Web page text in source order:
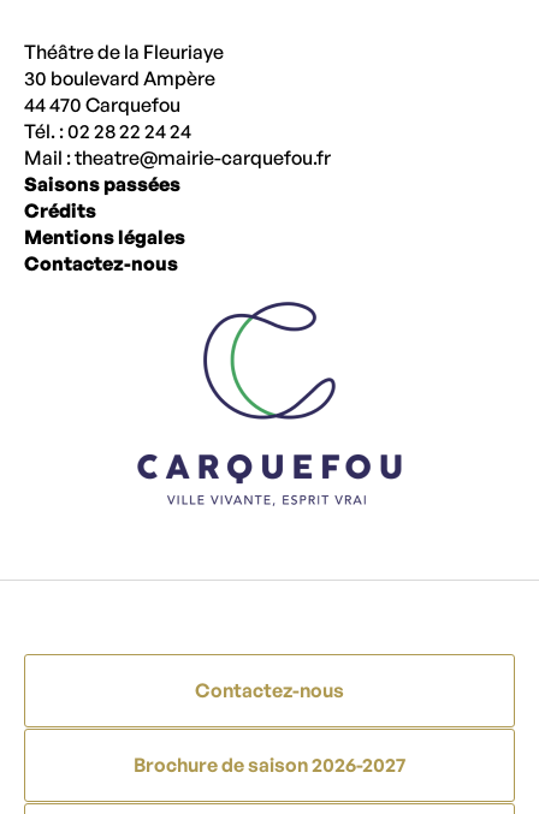
Théâtre de la Fleuriaye
30 boulevard Ampère
44 470 Carquefou
Tél. : 02 28 22 24 24
Mail :theatre@mairie-carquefou.fr
Saisons passées
Crédits
Mentions légales
Contactez-nous
Contactez-nous
Brochure de saison 2026-2027